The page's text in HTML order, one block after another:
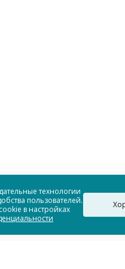
технологии
пользователей.
в настройках